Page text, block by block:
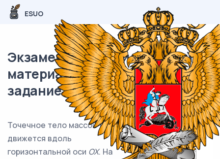
ESUO
Экзаменационный (типовой)
материал ЕГЭ / Физика / 03
задание / 51
Точечное тело массой 1,25 кг
движется вдоль
горизонтальной оси OX. На